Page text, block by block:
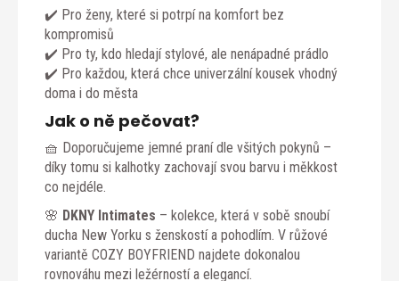
✔️ Pro ženy, které si potrpí na komfort bez
kompromisů
✔️ Pro ty, kdo hledají stylové, ale nenápadné prádlo
✔️ Pro každou, která chce univerzální kousek vhodný
doma i do města
Jak o ně pečovat?
🧺 Doporučujeme jemné praní dle všitých pokynů –
díky tomu si kalhotky zachovají svou barvu i měkkost
co nejdéle.
🌸 DKNY Intimates – kolekce, která v sobě snoubí
ducha New Yorku s ženskostí a pohodlím. V růžové
variantě COZY BOYFRIEND najdete dokonalou
rovnováhu mezi ležérností a elegancí.